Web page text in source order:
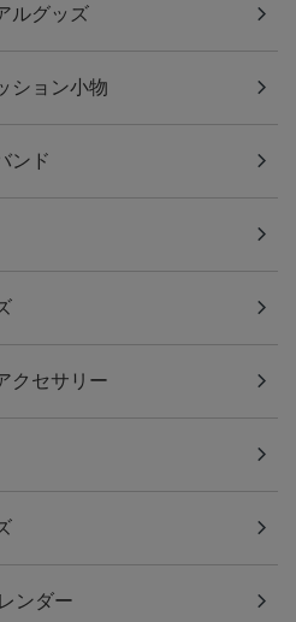
ルグッズ
ション小物
ンド
クセサリー
ンダー